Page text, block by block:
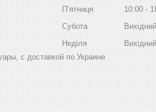
Пʼятниця
10:00
Субота
Вихідний
Неділя
Вихідний
с доставкой по Украине